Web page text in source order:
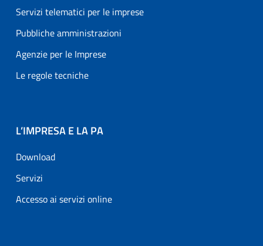
Servizi telematici per le imprese
Pubbliche amministrazioni
Agenzie per le Imprese
Le regole tecniche
L’IMPRESA E LA PA
Download
Servizi
Accesso ai servizi online